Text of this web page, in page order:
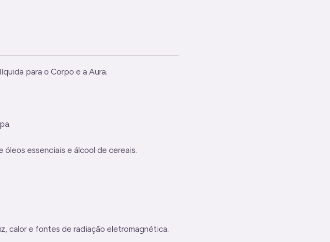
para o Corpo e a Aura.
óleos essenciais e álcool de cereais.
calor e fontes de radiação eletromagnética.